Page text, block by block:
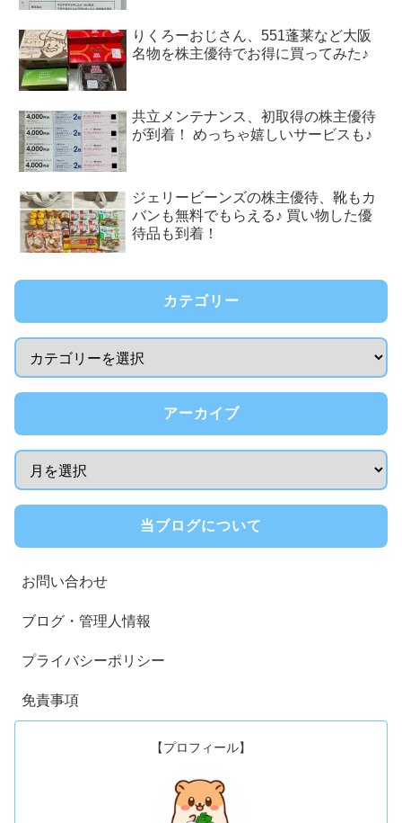
りくろーおじさん、551蓬莱など大阪
名物を株主優待でお得に買ってみた♪
共立メンテナンス、初取得の株主優待
が到着！ めっちゃ嬉しいサービスも♪
ジェリービーンズの株主優待、靴もカ
バンも無料でもらえる♪ 買い物した優
待品も到着！
カテゴリー
アーカイブ
当ブログについて
お問い合わせ
ブログ・管理人情報
プライバシーポリシー
免責事項
【プロフィール】